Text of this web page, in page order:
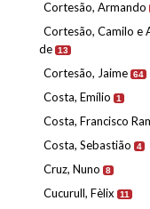
Cortesão, Armando
Cortesão, Camilo e
de 13
Cortesão, Jaime 64
Costa, Emílio 1
Costa, Francisco
Costa, Sebastião 4
Cruz, Nuno 8
Cucurull, Fèlix 11